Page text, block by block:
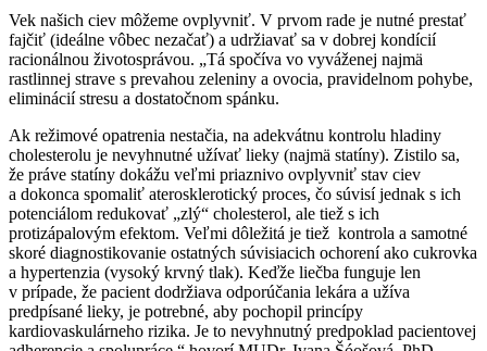
Vek našich ciev môžeme ovplyvniť. V prvom rade je nutné prestať
fajčiť (ideálne vôbec nezačať) a udržiavať sa v dobrej kondícií
racionálnou životosprávou. „Tá spočíva vo vyváženej najmä
rastlinnej strave s prevahou zeleniny a ovocia, pravidelnom pohybe,
eliminácií stresu a dostatočnom spánku.
Ak režimové opatrenia nestačia, na adekvátnu kontrolu hladiny
cholesterolu je nevyhnutné užívať lieky (najmä statíny). Zistilo sa,
že práve statíny dokážu veľmi priaznivo ovplyvniť stav ciev
a dokonca spomaliť aterosklerotický proces, čo súvisí jednak s ich
potenciálom redukovať „zlý“ cholesterol, ale tiež s ich
protizápalovým efektom. Veľmi dôležitá je tiež kontrola a samotné
skoré diagnostikovanie ostatných súvisiacich ochorení ako cukrovka
a hypertenzia (vysoký krvný tlak). Keďže liečba funguje len
v prípade, že pacient dodržiava odporúčania lekára a užíva
predpísané lieky, je potrebné, aby pochopil princípy
kardiovaskulárneho rizika. Je to nevyhnutný predpoklad pacientovej